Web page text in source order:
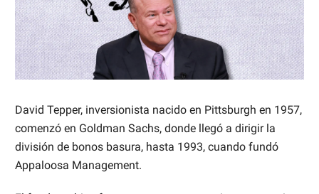
David Tepper, inversionista nacido en Pittsburgh en 1957,
comenzó en Goldman Sachs, donde llegó a dirigir la
división de bonos basura, hasta 1993, cuando fundó
Appaloosa Management.